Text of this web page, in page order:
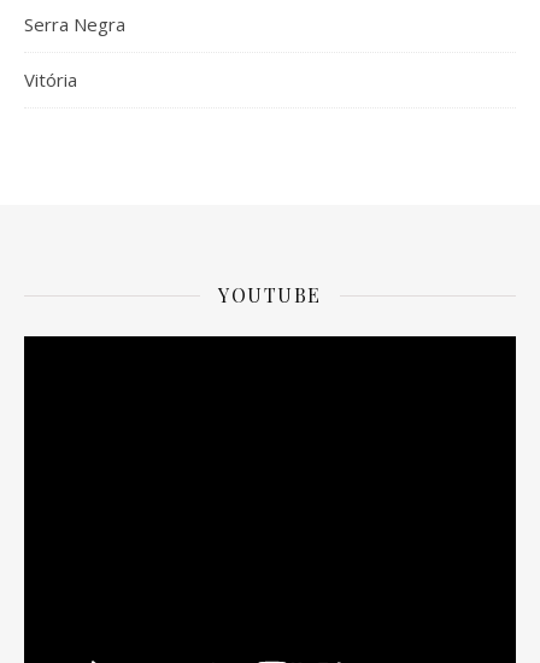
Serra Negra
Vitória
YOUTUBE